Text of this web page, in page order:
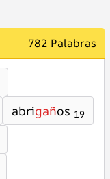
782 Palabras
abrigaños 19